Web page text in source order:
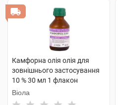
Камфорна олія олія для
зовнішнього застосування
10 % 30 мл 1 флакон
Віола